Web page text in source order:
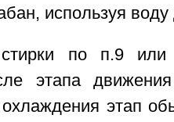
используя воду
по п.9 или
этапа
этап